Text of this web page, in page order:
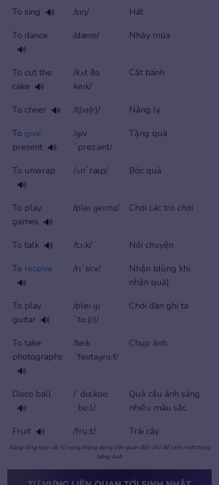
To sing 🔊 /sɪŋ/
Hát
To dance
🔊
/dæns/ Nhảy múa
To cut the
cake 🔊
/kʌt ðə
keɪk/
Cắt bánh
To cheer 🔊 /tʃɪə(r)/
Nâng ly
To give
present 🔊
/ɡɪv
ˈprez.ənt/
Tặng quà
To unwrap
🔊
/ʌnˈræp/ Bóc quà
To play
games 🔊
/pleɪ ɡeɪmz/ Chơi các trò chơi
To talk 🔊 /tɔːk/
Nói chuyện
To receive
🔊
/rɪˈsiːv/
Nhận (dùng khi
nhận quà)
To play
guitar 🔊
/pleɪ ɡɪ
ˈtɑː(r)/
Chơi đàn ghi ta
To take
photographs
🔊
/teɪk
ˈfəʊtəɡrɑːf/
Chụp ảnh
Disco ball
🔊
/ˈdɪs.koʊ
ˌbɑːl/
Quả cầu ánh sáng
nhiều màu sắc
Fruit 🔊 /fruːt/ Trái cây
Bảng tổng hợp các từ vựng thông dụng liên quan đến chủ đề sinh nhật trong
tiếng Anh